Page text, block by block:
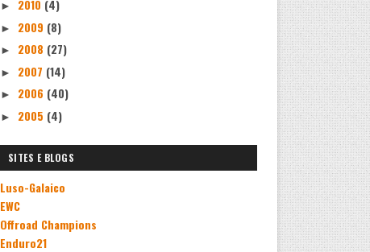
► 2010 (4)
► 2009 (8)
► 2008 (27)
► 2007 (14)
► 2006 (40)
► 2005 (4)
SITES E BLOGS
Luso-Galaico
EWC
Offroad Champions
Enduro21